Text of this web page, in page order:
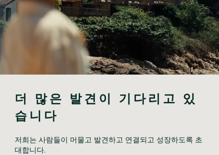
더 많은 발견이 기다리고 있
습니다
저희는 사람들이 머물고 발견하고 연결되고 성장하도록 초
대합니다.